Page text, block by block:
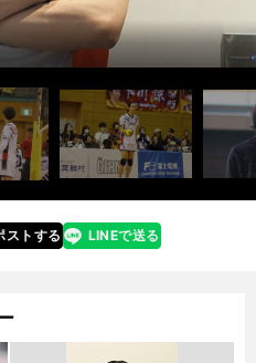
クスが大注目もまずは「自分がス
ストする
line LINEで送る